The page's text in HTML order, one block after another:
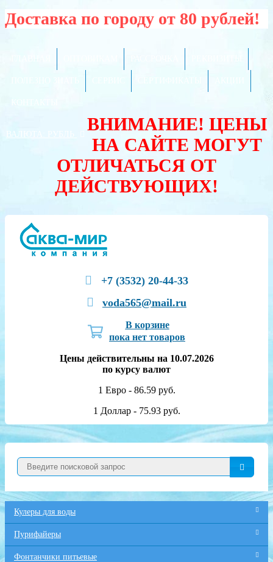
Доставка по городу от 80 рублей!
ВАЛЮТА:
ВНИМАНИЕ! ЦЕНЫ
НА САЙТЕ МОГУТ
ОТЛИЧАТЬСЯ ОТ
ДЕЙСТВУЮЩИХ!
+7 (3532) 20-44-33
voda565@mail.ru
В корзине
пока нет товаров
Цены действительны на 10.07.2026
по курсу валют
1 Евро - 86.59 руб.
1 Доллар - 75.93 руб.
Кулеры для воды
Пурифайеры
Фонтанчики питьевые